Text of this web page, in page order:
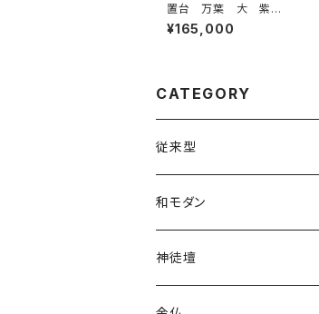
置台 万葉 大 紫檀
調
¥165,000
CATEGORY
従来型
上置
地袋付仏間用・半台
和モダン
上置
神徒壇